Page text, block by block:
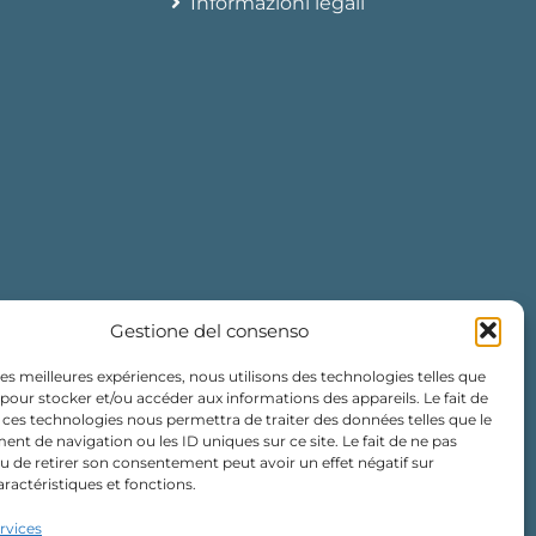
Gestione del consenso
meilleures expériences, nous utilisons des technologies telles que
stocker et/ou accéder aux informations des appareils. Le fait de
technologies nous permettra de traiter des données telles que le
de navigation ou les ID uniques sur ce site. Le fait de ne pas
de retirer son consentement peut avoir un effet négatif sur
et fonctions.
+33 (0)4 94 41 38 38
Aperto da marzo a novembre